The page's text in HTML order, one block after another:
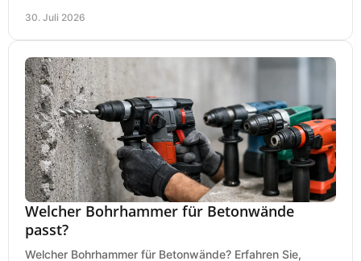
30. Juli 2026
Welcher Bohrhammer für Betonwände
passt?
Welcher Bohrhammer für Betonwände? Erfahren Sie,